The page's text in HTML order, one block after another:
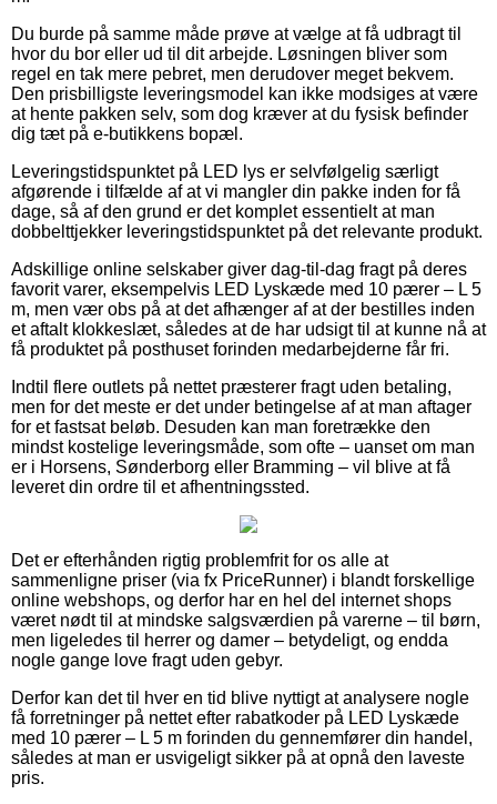
Du burde på samme måde prøve at vælge at få udbragt til
hvor du bor eller ud til dit arbejde. Løsningen bliver som
regel en tak mere pebret, men derudover meget bekvem.
Den prisbilligste leveringsmodel kan ikke modsiges at være
at hente pakken selv, som dog kræver at du fysisk befinder
dig tæt på e-butikkens bopæl.
Leveringstidspunktet på LED lys er selvfølgelig særligt
afgørende i tilfælde af at vi mangler din pakke inden for få
dage, så af den grund er det komplet essentielt at man
dobbelttjekker leveringstidspunktet på det relevante produkt.
Adskillige online selskaber giver dag-til-dag fragt på deres
favorit varer, eksempelvis LED Lyskæde med 10 pærer – L 5
m, men vær obs på at det afhænger af at der bestilles inden
et aftalt klokkeslæt, således at de har udsigt til at kunne nå at
få produktet på posthuset forinden medarbejderne får fri.
Indtil flere outlets på nettet præsterer fragt uden betaling,
men for det meste er det under betingelse af at man aftager
for et fastsat beløb. Desuden kan man foretrække den
mindst kostelige leveringsmåde, som ofte – uanset om man
er i Horsens, Sønderborg eller Bramming – vil blive at få
leveret din ordre til et afhentningssted.
Det er efterhånden rigtig problemfrit for os alle at
sammenligne priser (via fx PriceRunner) i blandt forskellige
online webshops, og derfor har en hel del internet shops
været nødt til at mindske salgsværdien på varerne – til børn,
men ligeledes til herrer og damer – betydeligt, og endda
nogle gange love fragt uden gebyr.
Derfor kan det til hver en tid blive nyttigt at analysere nogle
få forretninger på nettet efter rabatkoder på LED Lyskæde
med 10 pærer – L 5 m forinden du gennemfører din handel,
således at man er usvigeligt sikker på at opnå den laveste
pris.